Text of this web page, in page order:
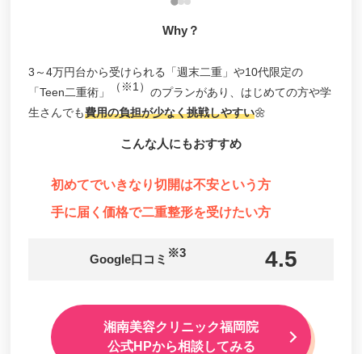
矢永クリニック形成外科・美容外科
パールスキンクリニック天神
Why？
3～4万円台から受けられる「週末二重」や10代限定の
「Teen二重術」
（※1） のプランがあり、はじめての方や学
生さんでも費用の負担が少なく挑戦しやすい🌼
こんな人にもおすすめ
初めてでいきなり切開は不安という方
手に届く価格で二重整形を受けたい方
Google口コミ ※3 4.5
湘南美容クリニック福岡院
公式HPから相談してみる